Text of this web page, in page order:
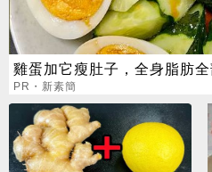
雞蛋加它瘦肚子，全身脂肪
PR・新素簡